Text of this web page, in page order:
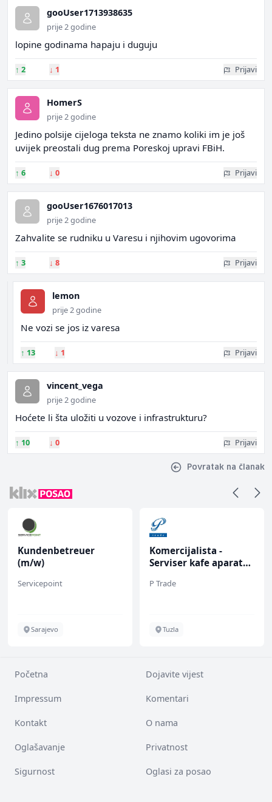
gooUser1713938635
prije 2 godine
lopine godinama hapaju i duguju
↑ 2 ↓ 1 Prijavi
HomerS
prije 2 godine
Jedino polsije cijeloga teksta ne znamo koliki im je još
uvijek preostali dug prema Poreskoj upravi FBiH.
↑ 6 ↓ 0 Prijavi
gooUser1676017013
prije 2 godine
Zahvalite se rudniku u Varesu i njihovim ugovorima
↑ 3 ↓ 8 Prijavi
lemon
prije 2 godine
Ne vozi se jos iz varesa
↑ 13 ↓ 1 Prijavi
vincent_vega
prije 2 godine
Hoćete li šta uložiti u vozove i infrastrukturu?
↑ 10 ↓ 0 Prijavi
Povratak na članak
Kundenbetreuer
(m/w)
Servicepoint
Sarajevo
Komercijalista -
Serviser kafe aparata
P Trade
Tuzla
Početna Dojavite vijest
Impressum Komentari
Kontakt O nama
Oglašavanje Privatnost
Sigurnost Oglasi za posao